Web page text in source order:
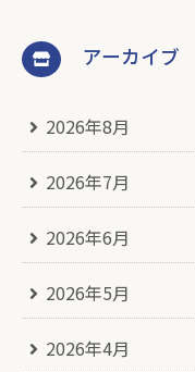
アーカイブ
2026年8月
2026年7月
2026年6月
2026年5月
2026年4月